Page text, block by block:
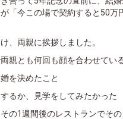
「今この場で契約すると50
、両親に挨拶しました。
親とも何回も顔を合わせてい
を決めたこと
るか、見学をしてみたかった
その1週間後のレストランでそ